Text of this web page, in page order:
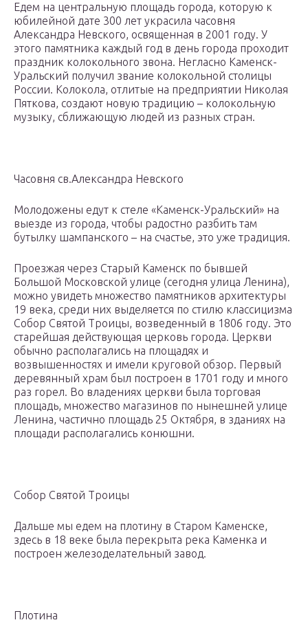
Едем на центральную площадь города, которую к
юбилейной дате 300 лет украсила часовня
Александра Невского, освященная в 2001 году. У
этого памятника каждый год в день города проходит
праздник колокольного звона. Негласно Каменск-
Уральский получил звание колокольной столицы
России. Колокола, отлитые на предприятии Николая
Пяткова, создают новую традицию – колокольную
музыку, сближающую людей из разных стран.
Часовня св.Александра Невского
Молодожены едут к стеле «Каменск-Уральский» на
выезде из города, чтобы радостно разбить там
бутылку шампанского – на счастье, это уже традиция.
Проезжая через Старый Каменск по бывшей
Большой Московской улице (сегодня улица Ленина),
можно увидеть множество памятников архитектуры
19 века, среди них выделяется по стилю классицизма
Собор Святой Троицы, возведенный в 1806 году. Это
старейшая действующая церковь города. Церкви
обычно располагались на площадях и
возвышенностях и имели круговой обзор. Первый
деревянный храм был построен в 1701 году и много
раз горел. Во владениях церкви была торговая
площадь, множество магазинов по нынешней улице
Ленина, частично площадь 25 Октября, в зданиях на
площади располагались конюшни.
Собор Святой Троицы
Дальше мы едем на плотину в Старом Каменске,
здесь в 18 веке была перекрыта река Каменка и
построен железоделательный завод.
Плотина